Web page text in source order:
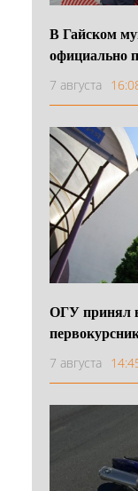
В Гайском
официально
7 августа
ОГУ принял
7 августа